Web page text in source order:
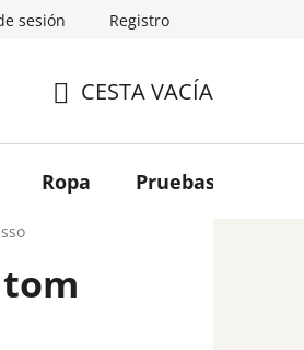
Mi pedido
sesión Registro
DE
COMPRA
CESTA VACÍA
Ropa Pruebas de